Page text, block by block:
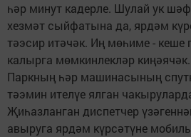
һәр минут кадерле. Шулай ук
хезмәт сыйфатына да, ярдәм
тәэсир итәчәк. Иң мөһиме - кеше
калырга мөмкинлекләр киңәячәк.
Паркның һәр машинасының
тәэмин ителүе ялган
Җиһазланган диспетчер
авыруга ярдәм күрсәтүне